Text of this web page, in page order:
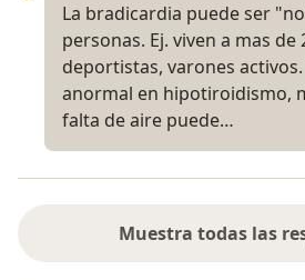
La bradicardia puede ser
personas. Ej. viven a mas de
deportistas, varones
anormal en hipotiroidismo,
falta de aire puede…
Muestra todas las